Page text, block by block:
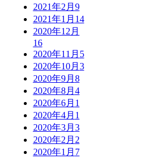
2021年2月 9
2021年1月 14
2020年12月
16
2020年11月 5
2020年10月 3
2020年9月 8
2020年8月 4
2020年6月 1
2020年4月 1
2020年3月 3
2020年2月 2
2020年1月 7